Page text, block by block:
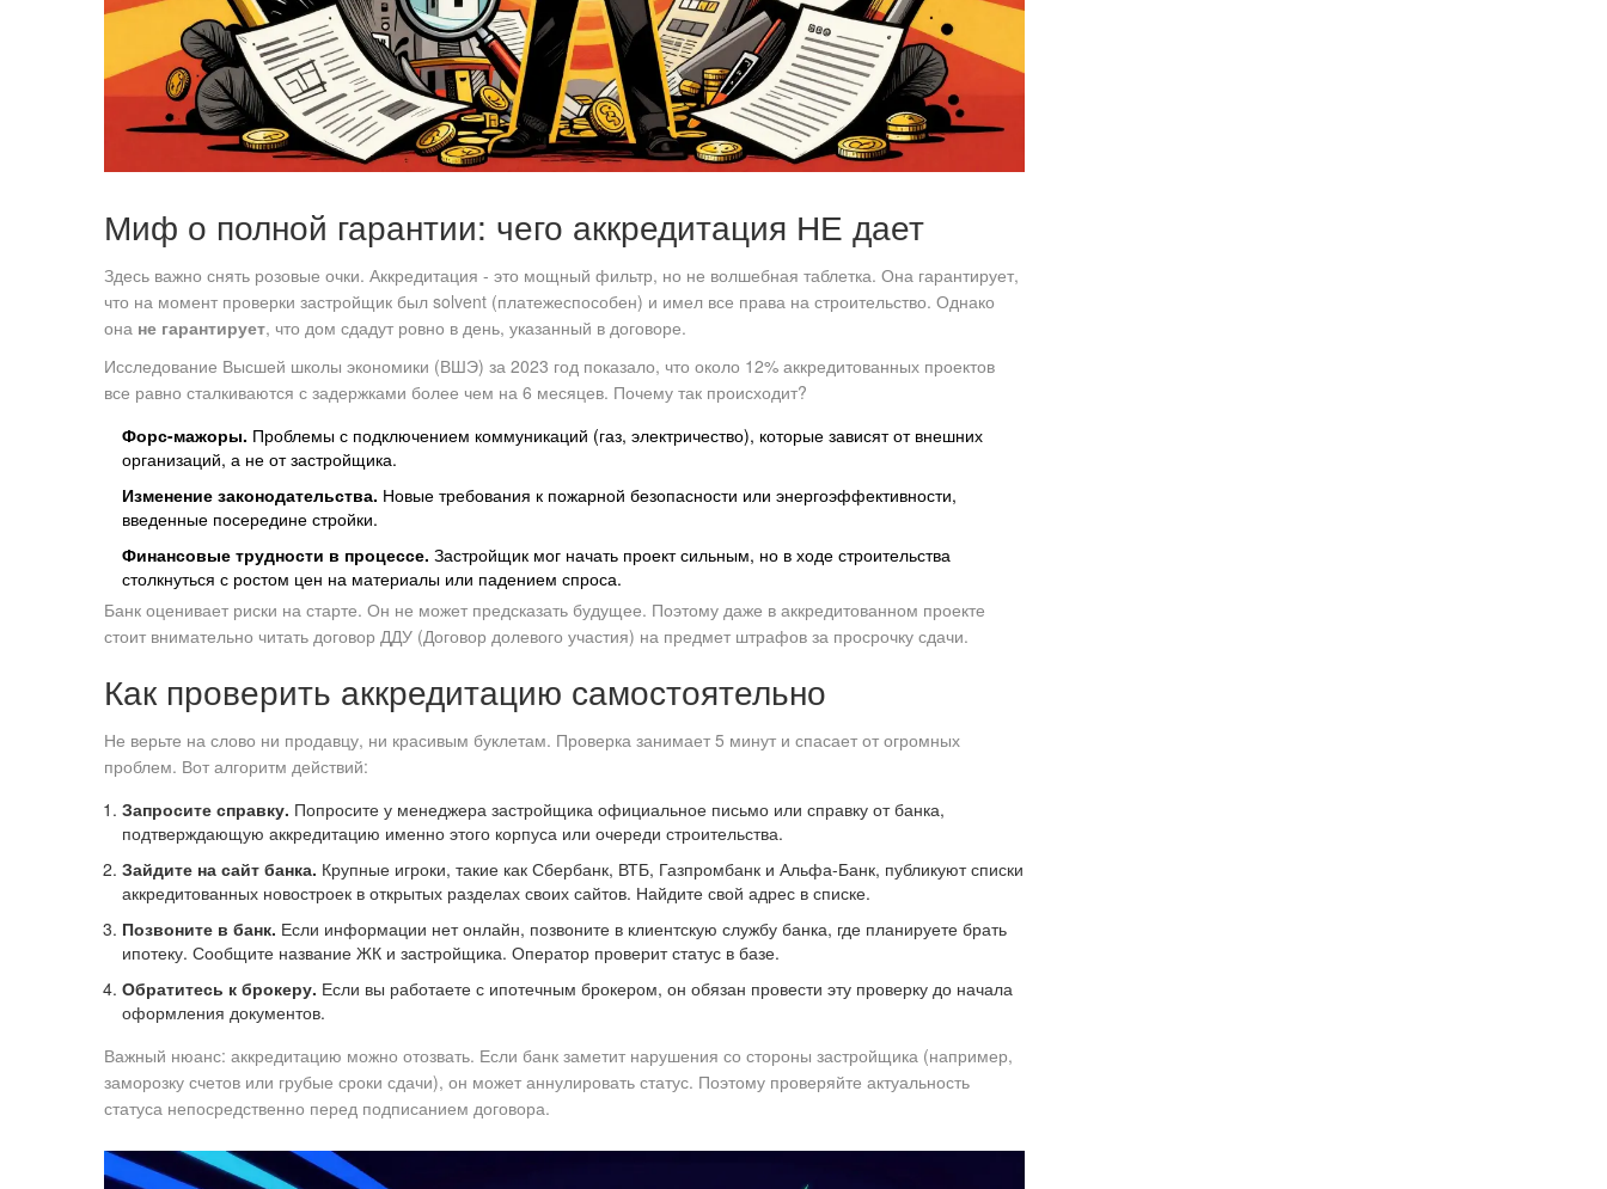
Миф о полной гарантии: чего аккредитация НЕ дает
Здесь важно снять розовые очки. Аккредитация - это мощный фильтр, но не волшебная таблетка. Она гарантирует,
что на момент проверки застройщик был solvent (платежеспособен) и имел все права на строительство. Однако
она не гарантирует, что дом сдадут ровно в день, указанный в договоре.
Исследование Высшей школы экономики (ВШЭ) за 2023 год показало, что около 12% аккредитованных проектов
все равно сталкиваются с задержками более чем на 6 месяцев. Почему так происходит?
Форс-мажоры. Проблемы с подключением коммуникаций (газ, электричество), которые зависят от внешних
организаций, а не от застройщика.
Изменение законодательства. Новые требования к пожарной безопасности или энергоэффективности,
введенные посередине стройки.
Финансовые трудности в процессе. Застройщик мог начать проект сильным, но в ходе строительства
столкнуться с ростом цен на материалы или падением спроса.
Банк оценивает риски на старте. Он не может предсказать будущее. Поэтому даже в аккредитованном проекте
стоит внимательно читать договор ДДУ (Договор долевого участия) на предмет штрафов за просрочку сдачи.
Как проверить аккредитацию самостоятельно
Не верьте на слово ни продавцу, ни красивым буклетам. Проверка занимает 5 минут и спасает от огромных
проблем. Вот алгоритм действий:
Запросите справку. Попросите у менеджера застройщика официальное письмо или справку от банка,
подтверждающую аккредитацию именно этого корпуса или очереди строительства.
Зайдите на сайт банка. Крупные игроки, такие как Сбербанк, ВТБ, Газпромбанк и Альфа-Банк, публикуют списки
аккредитованных новостроек в открытых разделах своих сайтов. Найдите свой адрес в списке.
Позвоните в банк. Если информации нет онлайн, позвоните в клиентскую службу банка, где планируете брать
ипотеку. Сообщите название ЖК и застройщика. Оператор проверит статус в базе.
Обратитесь к брокеру. Если вы работаете с ипотечным брокером, он обязан провести эту проверку до начала
оформления документов.
Важный нюанс: аккредитацию можно отозвать. Если банк заметит нарушения со стороны застройщика (например,
заморозку счетов или грубые сроки сдачи), он может аннулировать статус. Поэтому проверяйте актуальность
статуса непосредственно перед подписанием договора.